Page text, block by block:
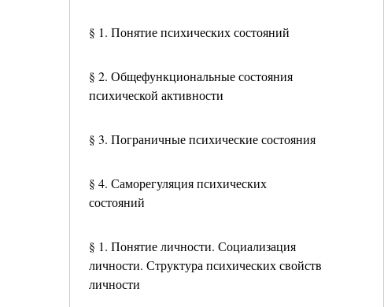
§ 1. Понятие психических состояний
§ 2. Общефункциональные состояния
психической активности
§ 3. Пограничные психические состояния
§ 4. Саморегуляция психических
состояний
§ 1. Понятие личности. Социализация
личности. Структура психических свойств
личности